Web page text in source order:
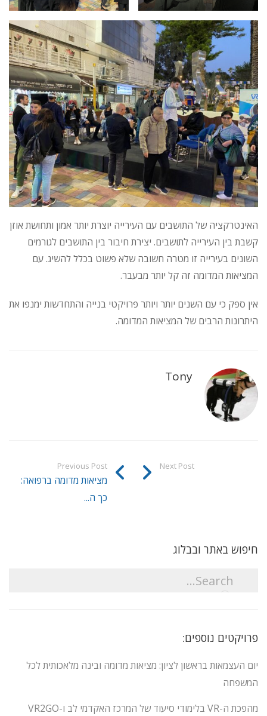
האינטרקציה של התושבים עם העירייה יוצרת יותר אמון ותחושת אוזן
קשבת בין העירייה לתושבים. יצירת חיבור בין התושבים לגורמים
השונים בעירייה זו מטרה חשובה שלא פשוט בכלל להשיג. עם
המציאות המדומה זה קל יותר מבעבר.
אין ספק כי עם השנים יותר ויותר פרויקטי בנייה והתחדשות ימנפו את
היתרונות הרבים של המציאות המדומה.
Tony
Previous Post
מציאות מדומה ברפואה:
כך ה...
Next Post
חיפוש באתר ובבלוג
פרויקטים נוספים:
יום העצמאות בראשון לציון: מציאות מדומה ובינה מלאכותית לכל
המשפחה
מהפכת ה-VR בלימודי סיעוד של המרכז האקדמי לב ו-VR2GO